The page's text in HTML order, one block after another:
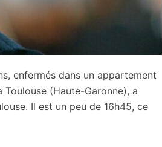
enfermés dans un appartement
(Haute-Garonne), a
Il est un peu de 16h45, ce